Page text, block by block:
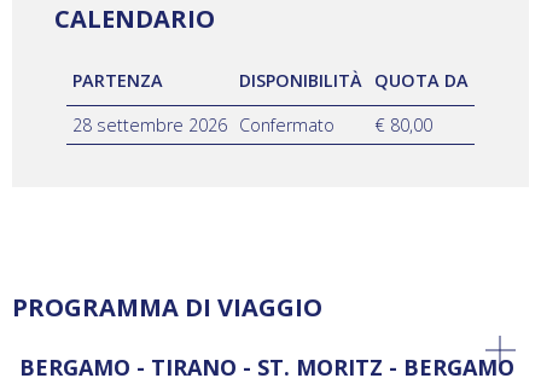
CALENDARIO
PARTENZA DISPONIBILITÀ
QUOTA DA
28 settembre 2026 Confermato € 80,00
PROGRAMMA DI VIAGGIO
BERGAMO - TIRANO - ST. MORITZ - BERGAMO